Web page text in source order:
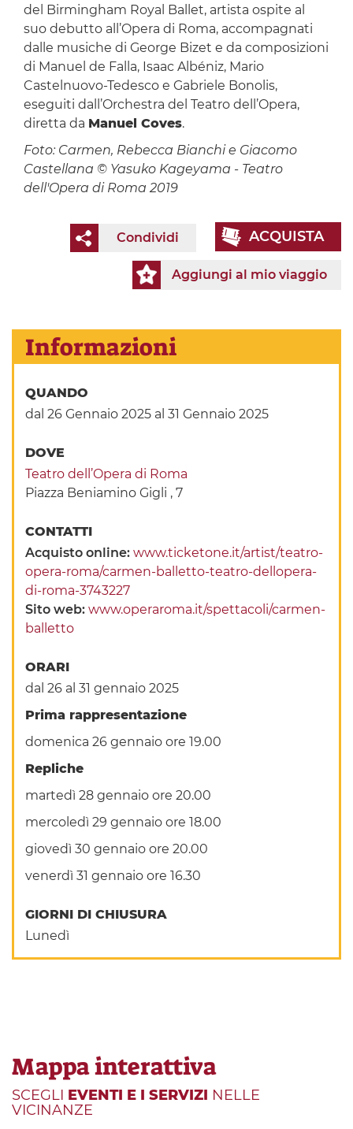
del Birmingham Royal Ballet, artista ospite al
suo debutto all’Opera di Roma, accompagnati
dalle musiche di George Bizet e da composizioni
di Manuel de Falla, Isaac Albéniz, Mario
Castelnuovo-Tedesco e Gabriele Bonolis,
eseguiti dall’Orchestra del Teatro dell’Opera,
diretta da Manuel Coves.
Foto: Carmen, Rebecca Bianchi e Giacomo
Castellana © Yasuko Kageyama - Teatro
dell'Opera di Roma 2019
ACQUISTA
Condividi
Aggiungi al mio viaggio
Informazioni
QUANDO
dal 26 Gennaio 2025 al 31 Gennaio 2025
DOVE
Teatro dell’Opera di Roma
Piazza Beniamino Gigli , 7
CONTATTI
Acquisto online:www.ticketone.it/artist/teatro-
opera-roma/carmen-balletto-teatro-dellopera-
di-roma-3743227
Sito web:www.operaroma.it/spettacoli/carmen-
balletto
ORARI
dal 26 al 31 gennaio 2025
Prima rappresentazione
domenica 26 gennaio ore 19.00
Repliche
martedì 28 gennaio ore 20.00
mercoledì 29 gennaio ore 18.00
giovedì 30 gennaio ore 20.00
venerdì 31 gennaio ore 16.30
GIORNI DI CHIUSURA
Lunedì
Mappa interattiva
SCEGLI EVENTI E I SERVIZI NELLE
VICINANZE